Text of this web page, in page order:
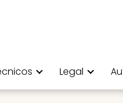
Legal